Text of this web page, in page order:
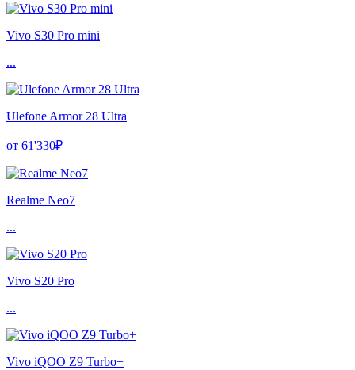
Vivo S30 Pro mini
...
Ulefone Armor 28 Ultra
от 61'330₽
Realme Neo7
...
Vivo S20 Pro
...
Vivo iQOO Z9 Turbo+